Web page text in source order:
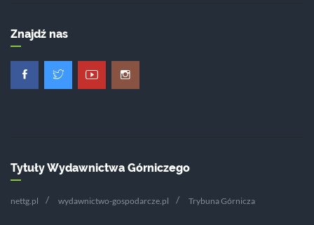
Znajdź nas
Tytuły Wydawnictwa Górniczego
nettg.pl wydawnictwo-gospodarcze.pl Trybuna Górnicza